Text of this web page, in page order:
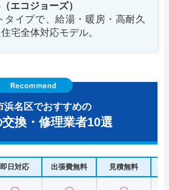
エコジョーズ）
タイプで、給湯・暖房・高耐久
宅全体対応モデル。
浜名区でおすすめの
換・修理業者10選
即日対応 出張費無料 見積無料